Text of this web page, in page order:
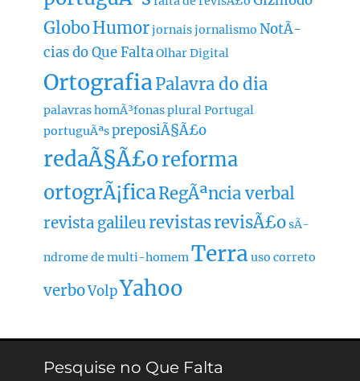
GloboHumorjornaisjornalismo NotÃ­
cias do Que FaltaOlhar Digital
OrtografiaPalavra do dia
palavras homÃ³fonaspluralPortugal
portuguÃªspreposiÃ§Ã£o
redaÃ§Ã£oreforma
ortogrÃ¡ficaRegÃªncia verbal
revista galileurevistasrevisÃ£osÃ­
ndrome de multi-homemTerra uso correto
verboVolpYahoo
Pesquise no Que Falta